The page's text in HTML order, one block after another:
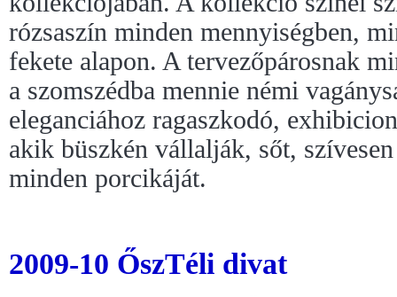
rózsaszín minden mennyiségben,
fekete alapon. A tervezőpárosnak
a szomszédba mennie némi
eleganciához ragaszkodó,
akik büszkén vállalják, sőt,
minden porcikáját.
2009-10 ŐszTéli divat